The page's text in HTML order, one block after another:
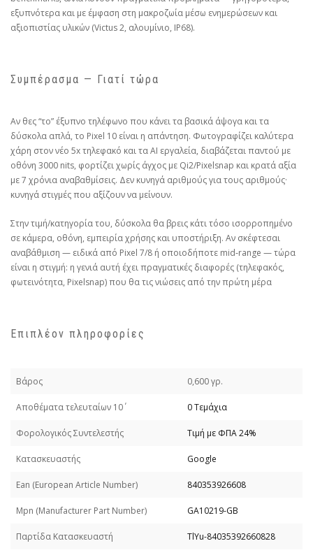
εξυπνότερα και με έμφαση στη μακροζωία μέσω ενημερώσεων και
αξιοπιστίας υλικών (Victus 2, αλουμίνιο, IP68).
Συμπέρασμα — Γιατί τώρα
Αν θες “το” έξυπνο τηλέφωνο που κάνει τα βασικά άψογα και τα
δύσκολα απλά, το Pixel 10 είναι η απάντηση. Φωτογραφίζει καλύτερα
χάρη στον νέο 5x τηλεφακό και τα AI εργαλεία, διαβάζεται παντού με
οθόνη 3000 nits, φορτίζει χωρίς άγχος με Qi2/Pixelsnap και κρατά αξία
με 7 χρόνια αναβαθμίσεις. Δεν κυνηγά αριθμούς για τους αριθμούς·
κυνηγά στιγμές που αξίζουν να μείνουν.
Στην τιμή/κατηγορία του, δύσκολα θα βρεις κάτι τόσο ισορροπημένο
σε κάμερα, οθόνη, εμπειρία χρήσης και υποστήριξη. Αν σκέφτεσαι
αναβάθμιση — ειδικά από Pixel 7/8 ή οποιοδήποτε mid‑range — τώρα
είναι η στιγμή: η γενιά αυτή έχει πραγματικές διαφορές (τηλεφακός,
φωτεινότητα, Pixelsnap) που θα τις νιώσεις από την πρώτη μέρα
Επιπλέον πληροφορίες
Βάρος 0,600 γρ.
Απoθέματα τελευταίων 10΄ 0 Τεμάχια
Φορολογικός Συντελεστής Τιμή με ΦΠΑ 24%
Κατασκευαστής Google
Εan (European Article Number) 840353926608
Mpn (Manufacturer Part Number) GA10219-GB
Παρτίδα Κατασκευαστή TlYu-84035392660828